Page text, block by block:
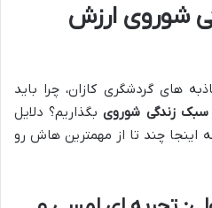
شوروی ارزش
های گردشگری کازان، چرا باید
سبک زندگی شورویبگذاریم؟ دلایل
اینجا چند تا از مهمترین هاش رو